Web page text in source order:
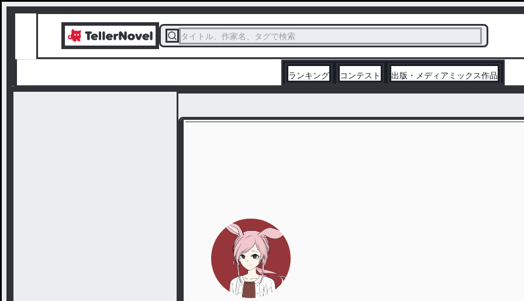
タイトル、作家名、タグで検索
ランキング コンテスト 出版・メディアミックス作品